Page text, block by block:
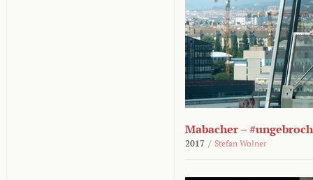
Mabacher –
2017 / Stefan Wolner